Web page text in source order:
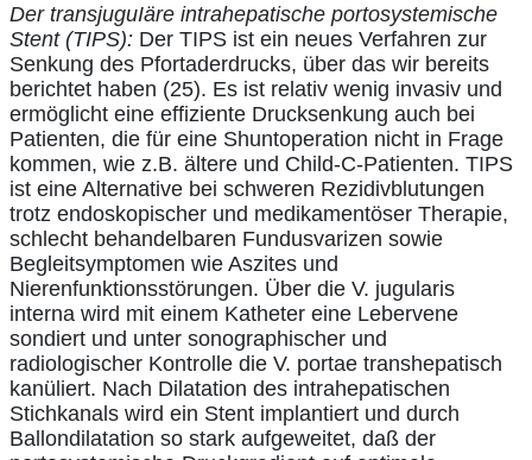
Der transjuguIäre intrahepatische portosystemische
Stent (TIPS): Der TIPS ist ein neues Verfahren zur
Senkung des Pfortaderdrucks, über das wir bereits
berichtet haben (25). Es ist relativ wenig invasiv und
ermöglicht eine effiziente Drucksenkung auch bei
Patienten, die für eine Shuntoperation nicht in Frage
kommen, wie z.B. ältere und Child-C-Patienten. TIPS
ist eine Alternative bei schweren Rezidivblutungen
trotz endoskopischer und medikamentöser Therapie,
schlecht behandelbaren Fundusvarizen sowie
Begleitsymptomen wie Aszites und
Nierenfunktionsstörungen. Über die V. jugularis
interna wird mit einem Katheter eine Lebervene
sondiert und unter sonographischer und
radiologischer Kontrolle die V. portae transhepatisch
kanüliert. Nach Dilatation des intrahepatischen
Stichkanals wird ein Stent implantiert und durch
Ballondilatation so stark aufgeweitet, daß der